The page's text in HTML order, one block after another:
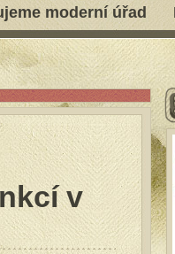
moderní úřad
v